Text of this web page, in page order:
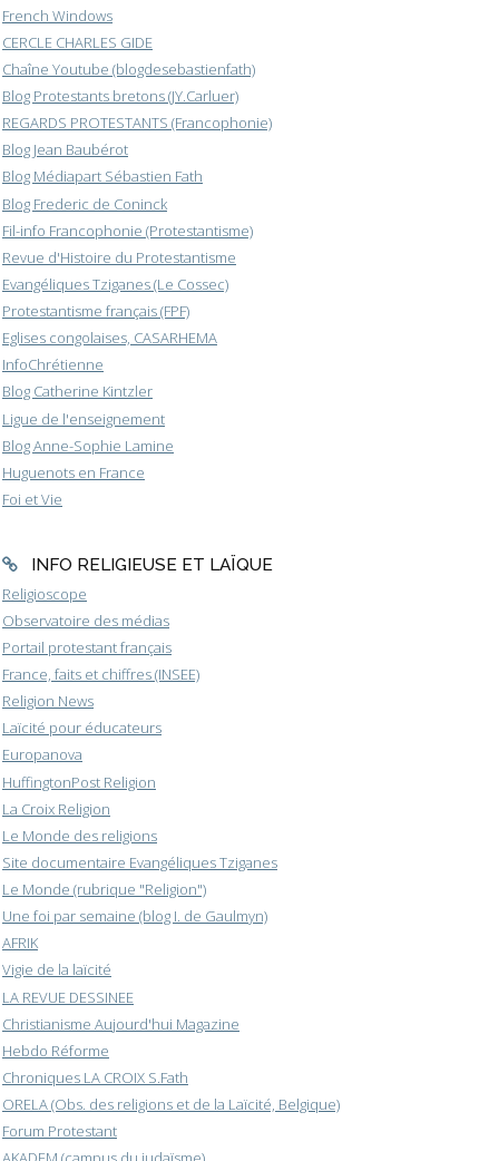
French Windows
CERCLE CHARLES GIDE
Chaîne Youtube (blogdesebastienfath)
Blog Protestants bretons (JY.Carluer)
REGARDS PROTESTANTS (Francophonie)
Blog Jean Baubérot
Blog Médiapart Sébastien Fath
Blog Frederic de Coninck
Fil-info Francophonie (Protestantisme)
Revue d'Histoire du Protestantisme
Evangéliques Tziganes (Le Cossec)
Protestantisme français (FPF)
Eglises congolaises, CASARHEMA
InfoChrétienne
Blog Catherine Kintzler
Ligue de l'enseignement
Blog Anne-Sophie Lamine
Huguenots en France
Foi et Vie
INFO RELIGIEUSE ET LAÏQUE
Religioscope
Observatoire des médias
Portail protestant français
France, faits et chiffres (INSEE)
Religion News
Laïcité pour éducateurs
Europanova
HuffingtonPost Religion
La Croix Religion
Le Monde des religions
Site documentaire Evangéliques Tziganes
Le Monde (rubrique "Religion")
Une foi par semaine (blog I. de Gaulmyn)
AFRIK
Vigie de la laïcité
LA REVUE DESSINEE
Christianisme Aujourd'hui Magazine
Hebdo Réforme
Chroniques LA CROIX S.Fath
ORELA (Obs. des religions et de la Laïcité, Belgique)
Forum Protestant